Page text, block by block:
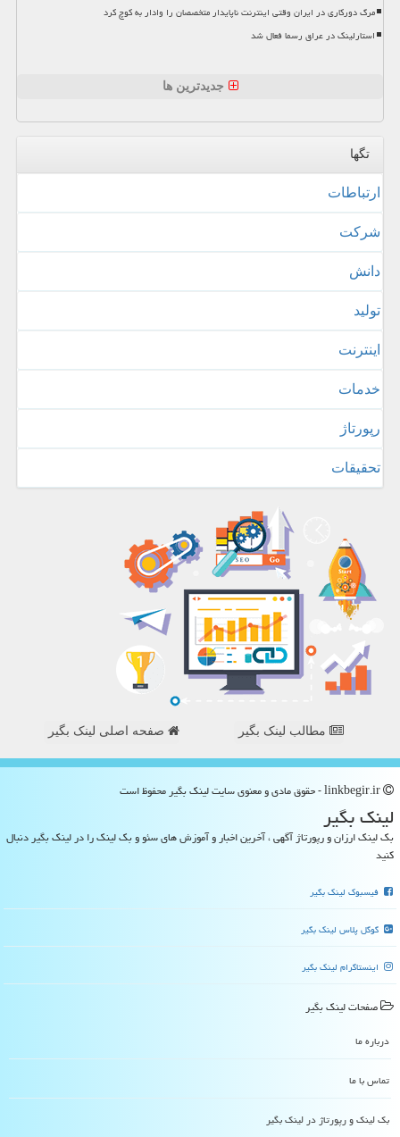
مرگ دورکاری در ایران وقتی اینترنت ناپایدار متخصصان را وادار به کوچ کرد
استارلینک در عراق رسما فعال شد
جدیدترین ها
تگها
ارتباطات
شركت
دانش
تولید
اینترنت
خدمات
رپورتاژ
تحقیقات
مطالب لینک بگیر صفحه اصلی لینک بگیر
لینك بگیر
بک لینک ارزان و رپورتاژ آگهی ، آخرین اخبار و آموزش های سئو و بک لینک را در لینک بگیر دنبال
کنید
فیسبوک لینک بگیر
گوگل پلاس لینک بگیر
اینستاگرام لینک بگیر
صفحات لینك بگیر
درباره ما
تماس با ما
بک لینک و رپورتاژ در لینك بگیر